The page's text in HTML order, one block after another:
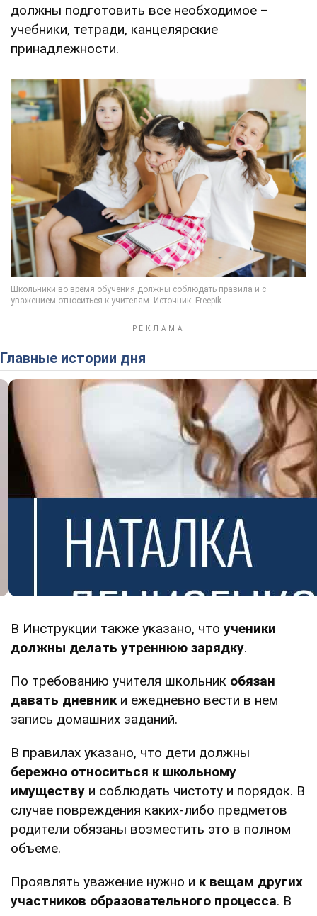
должны подготовить все необходимое –
учебники, тетради, канцелярские
принадлежности.
Главные истории дня
В Инструкции также указано, что ученики
должны делать утреннюю зарядку.
По требованию учителя школьник обязан
давать дневники ежедневно вести в нем
запись домашних заданий.
В правилах указано, что дети должны
бережно относиться к школьному
имуществу и соблюдать чистоту и порядок. В
случае повреждения каких-либо предметов
родители обязаны возместить это в полном
объеме.
Проявлять уважение нужно и к вещам других
участников образовательного процесса. В